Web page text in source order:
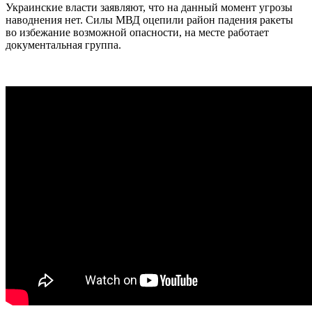
Украинские власти заявляют, что на данный момент угрозы
наводнения нет. Силы МВД оцепили район падения ракеты
во избежание возможной опасности, на месте работает
документальная группа.